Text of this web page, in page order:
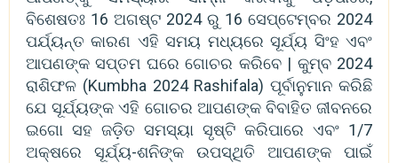
ବିଶେଷତଃ 16 ଅଗଷ୍ଟ 2024 ରୁ 16 ସେପ୍ଟେମ୍ବର 2024
ପର୍ଯ୍ୟନ୍ତ କାରଣ ଏହି ସମୟ ମଧ୍ୟରେ ସୂର୍ଯ୍ୟ ସିଂହ ଏବଂ
ଆପଣଙ୍କ ସପ୍ତମ ଘରେ ଗୋଚର କରିବେ | କୁମ୍ବ 2024
ରାଶିଫଳ (Kumbha 2024 Rashifala) ପୂର୍ବାନୁମାନ କରିଛି
ଯେ ସୂର୍ଯ୍ୟଙ୍କ ଏହି ଗୋଚର ଆପଣଙ୍କ ବିବାହିତ ଜୀବନରେ
ଇଗୋ ସହ ଜଡ଼ିତ ସମସ୍ୟା ସୃଷ୍ଟି କରିପାରେ ଏବଂ 1/7
ଅକ୍ଷରେ ସୂର୍ଯ୍ୟ-ଶନିଙ୍କ ଉପସ୍ଥିତି ଆପଣଙ୍କ ପାଇଁ